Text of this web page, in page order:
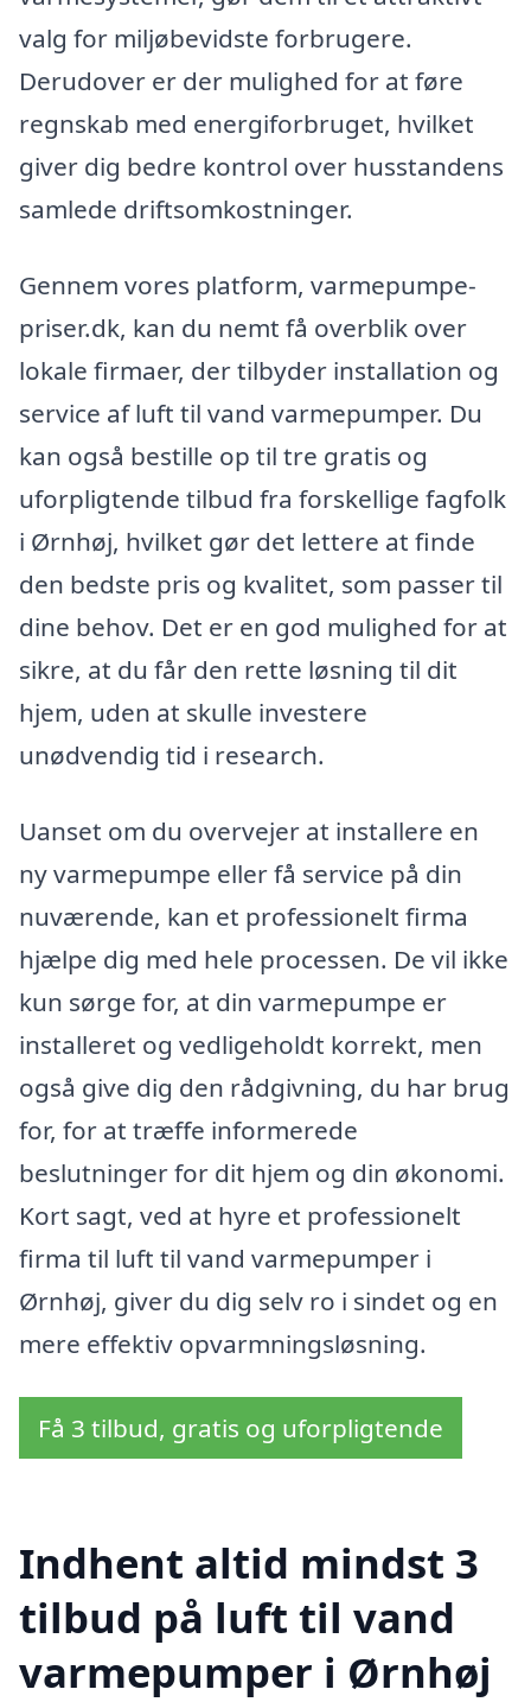
valg for miljøbevidste forbrugere.
Derudover er der mulighed for at føre
regnskab med energiforbruget, hvilket
giver dig bedre kontrol over husstandens
samlede driftsomkostninger.
Gennem vores platform, varmepumpe-
priser.dk, kan du nemt få overblik over
lokale firmaer, der tilbyder installation og
service af luft til vand varmepumper. Du
kan også bestille op til tre gratis og
uforpligtende tilbud fra forskellige fagfolk
i Ørnhøj, hvilket gør det lettere at finde
den bedste pris og kvalitet, som passer til
dine behov. Det er en god mulighed for at
sikre, at du får den rette løsning til dit
hjem, uden at skulle investere
unødvendig tid i research.
Uanset om du overvejer at installere en
ny varmepumpe eller få service på din
nuværende, kan et professionelt firma
hjælpe dig med hele processen. De vil ikke
kun sørge for, at din varmepumpe er
installeret og vedligeholdt korrekt, men
også give dig den rådgivning, du har brug
for, for at træffe informerede
beslutninger for dit hjem og din økonomi.
Kort sagt, ved at hyre et professionelt
firma til luft til vand varmepumper i
Ørnhøj, giver du dig selv ro i sindet og en
mere effektiv opvarmningsløsning.
Få 3 tilbud, gratis og uforpligtende
Indhent altid mindst 3
tilbud på luft til vand
varmepumper i Ørnhøj